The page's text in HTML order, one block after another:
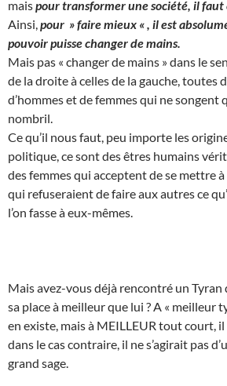
maispour transformer une société, il faut
Ainsi, pour » faire mieux « , il est
pouvoir puisse changer de mains.
Mais pas « changer de mains » dans le
de la droite à celles de la gauche, toutes
d’hommes et de femmes qui ne songent
nombril.
Ce qu’il nous faut, peu importe les
politique, ce sont des êtres humains
des femmes qui acceptent de se mettre
qui refuseraient de faire aux autres ce
l’on fasse à eux-mêmes.
Mais avez-vous déjà rencontré un Tyran
sa place à meilleur que lui ? A « meilleur
en existe, mais à MEILLEUR tout court, il
dans le cas contraire, il ne s’agirait pas
grand sage.